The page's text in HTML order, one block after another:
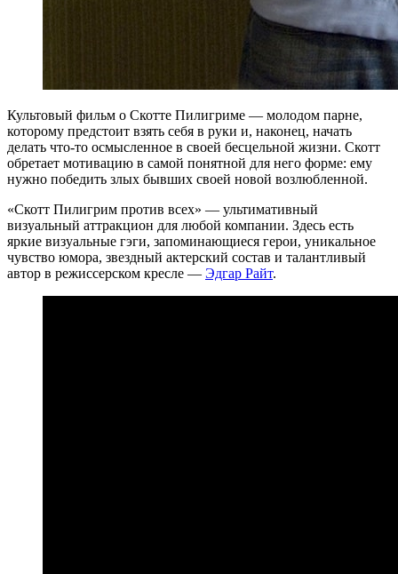
Культовый фильм о Скотте Пилигриме — молодом парне,
которому предстоит взять себя в руки и, наконец, начать
делать что-то осмысленное в своей бесцельной жизни. Скотт
обретает мотивацию в самой понятной для него форме: ему
нужно победить злых бывших своей новой возлюбленной.
«Скотт Пилигрим против всех» — ультимативный
визуальный аттракцион для любой компании. Здесь есть
яркие визуальные гэги, запоминающиеся герои, уникальное
чувство юмора, звездный актерский состав и талантливый
автор в режиссерском кресле — Эдгар Райт.